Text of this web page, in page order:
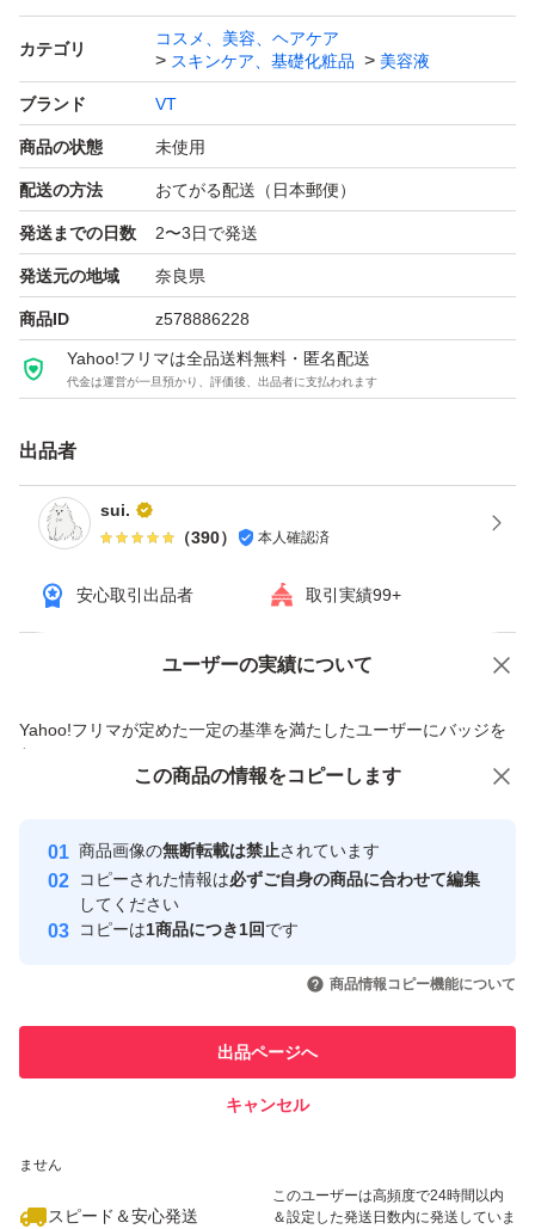
カテゴリ
コスメ、美容、ヘアケア
スキンケア、基礎化粧品
美容液
ブランド VT
商品の状態 未使用
配送の方法 おてがる配送（日本郵便）
発送までの日数 2〜3日で発送
発送元の地域 奈良県
商品ID z578886228
Yahoo!フリマは全品送料無料・匿名配送
代金は運営が一旦預かり、評価後、出品者に支払われます
出品者
sui.
（390） 本人確認済
安心取引出品者 取引実績99+
ユーザーの実績について
Yahoo!フリマが定めた一定の基準を満たしたユーザーにバッジを
付与しています
安心取引出品者
心・安全なユーザーです
取引実績
引を完了させた実績があります
での取引実績があります
ません
スピード＆安心発送
このユーザーは高頻度で24時間以内
＆設定した発送日数内に発送していま
価格の相談 商品への質問
この商品の情報をコピーします
商品画像の無断転載は禁止されています
コピーされた情報は必ずご自身の商品に合わせて編集
してください
コピーは1商品につき1回です
商品情報コピー機能について
出品ページへ
キャンセル
この商品をみている人にオススメ